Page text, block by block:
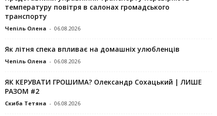
температуру повітря в салонах громадського
транспорту
Чепіль Олена - 06.08.2026
Як літня спека впливає на домашніх улюбленців
Чепіль Олена - 06.08.2026
ЯК КЕРУВАТИ ГРОШИМА? Олександр Сохацький | ЛИШЕ
РАЗОМ #2
Скиба Тетяна - 06.08.2026